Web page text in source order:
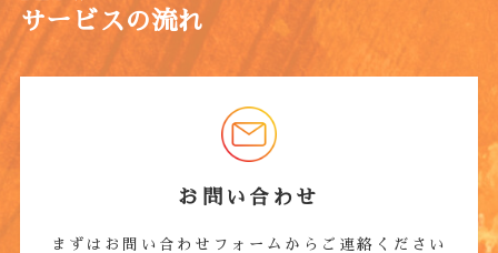
サービスの流れ
お問い合わせ
まずはお問い合わせフォームからご連絡ください